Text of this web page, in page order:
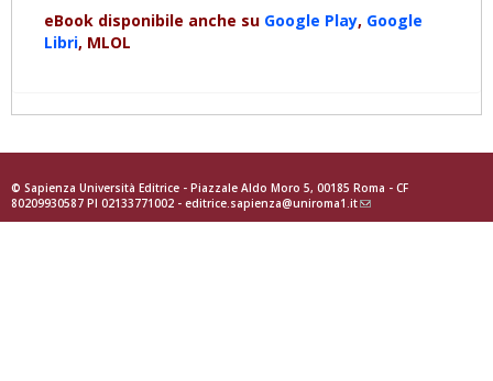
eBook disponibile anche su Google Play, Google
Libri, MLOL
© Sapienza Università Editrice - Piazzale Aldo Moro 5, 00185 Roma - CF
80209930587 PI 02133771002 - editrice.sapienza@uniroma1.it(link
sends